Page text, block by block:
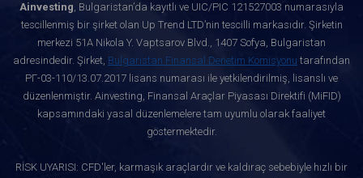
Ainvesting, Bulgaristan’da kayıtlı ve UIC/PIC 121527003 numarasıyla
tescillenmiş bir şirket olan Up Trend LTD’nin tescilli markasıdır. Şirketin
merkezi 51A Nikola Y. Vaptsarov Blvd., 1407 Sofya, Bulgaristan
adresindedir. Şirket, Bulgaristan Finansal Denetim Komisyonu tarafından
РГ-03-110/13.07.2017 lisans numarası ile yetkilendirilmiş, lisanslı ve
düzenlenmiştir. Ainvesting, Finansal Araçlar Piyasası Direktifi (MiFID)
kapsamındaki yasal düzenlemelere tam uyumlu olarak faaliyet
göstermektedir.
RİSK UYARISI: CFD'ler, karmaşık araçlardır ve kaldıraç sebebiyle hızlı bir